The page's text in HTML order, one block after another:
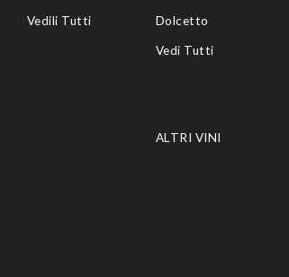
Vedili Tutti Dolcetto
Vedi Tutti
ALTRI VINI